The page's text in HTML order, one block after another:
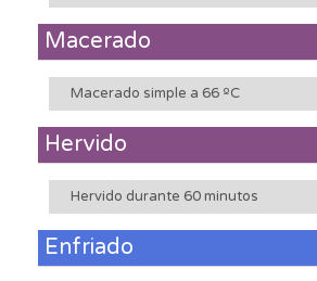
Macerado
Macerado simple a 66 ºC
Hervido
Hervido durante 60 minutos
Enfriado